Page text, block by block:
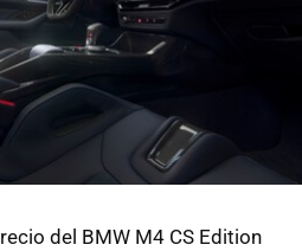
del BMW M4 CS Edition